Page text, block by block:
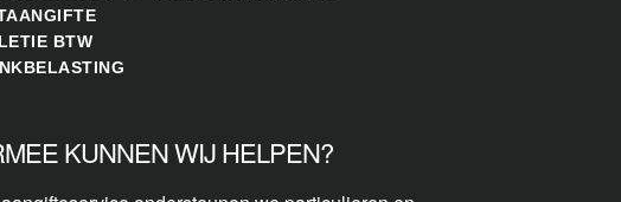
BTW
KUNNEN WIJ HELPEN?